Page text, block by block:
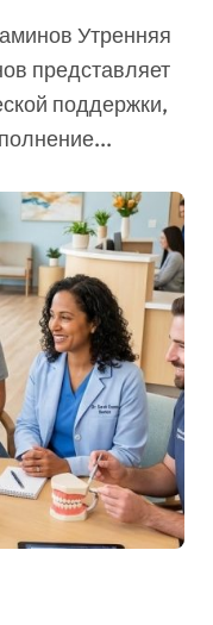
представляет
поддержки,